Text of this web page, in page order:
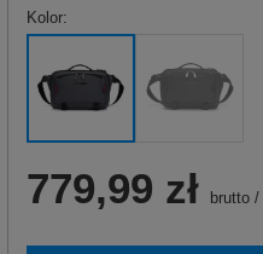
Kolor
779,99 zł brutto /